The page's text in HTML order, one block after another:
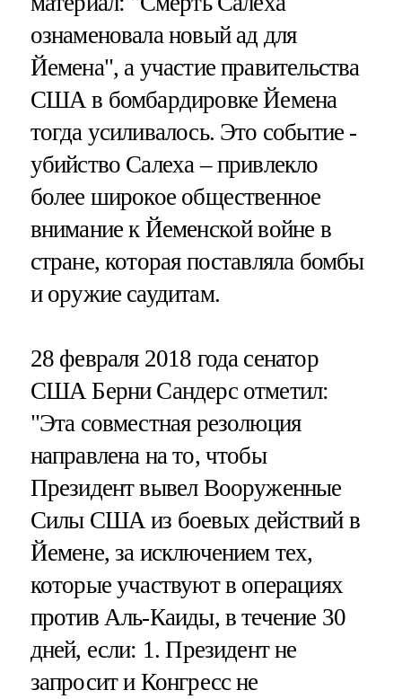
ознаменовала новый ад для
Йемена", а участие правительства
США в бомбардировке Йемена
тогда усиливалось. Это событие -
убийство Салеха – привлекло
более широкое общественное
внимание к Йеменской войне в
стране, которая поставляла бомбы
и оружие саудитам.
28 февраля 2018 года сенатор
США Берни Сандерс отметил:
"Эта совместная резолюция
направлена на то, чтобы
Президент вывел Вооруженные
Силы США из боевых действий в
Йемене, за исключением тех,
которые участвуют в операциях
против Аль-Каиды, в течение 30
дней, если: 1. Президент не
запросит и Конгресс не